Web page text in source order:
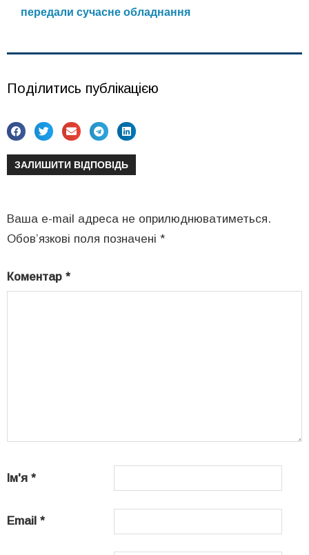
передали сучасне обладнання
Поділитись публікацією
ЗАЛИШИТИ ВІДПОВІДЬ
Ваша e-mail адреса не оприлюднюватиметься.
Обов’язкові поля позначені *
Коментар *
Ім'я *
Email *